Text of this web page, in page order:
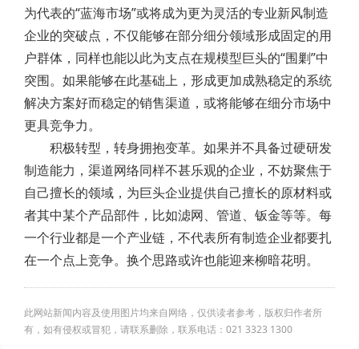
为代表的“蓝海市场”或将成为更为灵活的专业新风制造
企业的突破点，不仅能够在部分细分领域形成固定的用
户群体，同样也能以此为支点在规模型巨头的“围剿”中
突围。如果能够在此基础上，形成更加成熟稳定的系统
解决方案好而稳定的销售渠道，或将能够在细分市场中
更具竞争力。
积极转型，转身拥抱变革。如果并不具备过硬研发
制造能力，渠道网络同样不甚乐观的企业，不妨聚焦于
自己擅长的领域，为巨头企业提供自己擅长的原材料或
者其中某个产品部件，比如滤网、管道、钣金等等。每
一个行业都是一个产业链，不代表所有制造企业都要扎
在一个点上竞争。换个思路或许也能迎来柳暗花明。
此网站新闻内容及使用图片均来自网络，仅供读者参考，版权归作者所
有，如有侵权或冒犯，请联系删除，联系电话：021 3323 1300